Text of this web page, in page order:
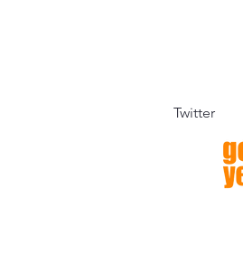
Twitter